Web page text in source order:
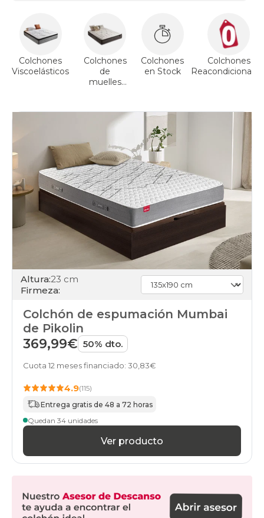
Colchones
Viscoelásticos
Colchones
de
muelles
Colchones
en Stock
Colchones
Altura:23 cm
Firmeza:
Colchón de espumación Mumbai
de Pikolin
369,99€ 50% dto.
Cuota 12 meses financiado: 30,83€
4.9(115)
Entrega gratis de 48 a 72 horas
Quedan 34 unidades
Ver producto